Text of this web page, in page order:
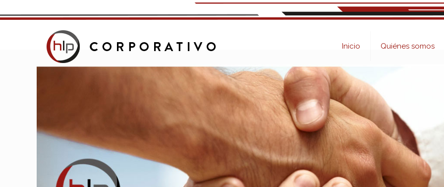
Inicio Quiénes somos